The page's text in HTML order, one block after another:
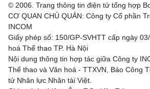
© 2006. Trang thông tin điện tử tổng hợp
CƠ QUAN CHỦ QUẢN: Công ty Cổ phần
INCOM
Giấy phép số: 150/GP-SVHTT cấp ngày
hoá Thể thao TP. Hà Nội
Nội dung thông tin hợp tác giữa Công ty
Thể thao và Văn hoá - TTXVN, Báo Công
tử Nhân lực Nhân tài Việt.